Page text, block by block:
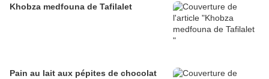
Khobza medfouna de Tafilalet
Pain au lait aux pépites de chocolat